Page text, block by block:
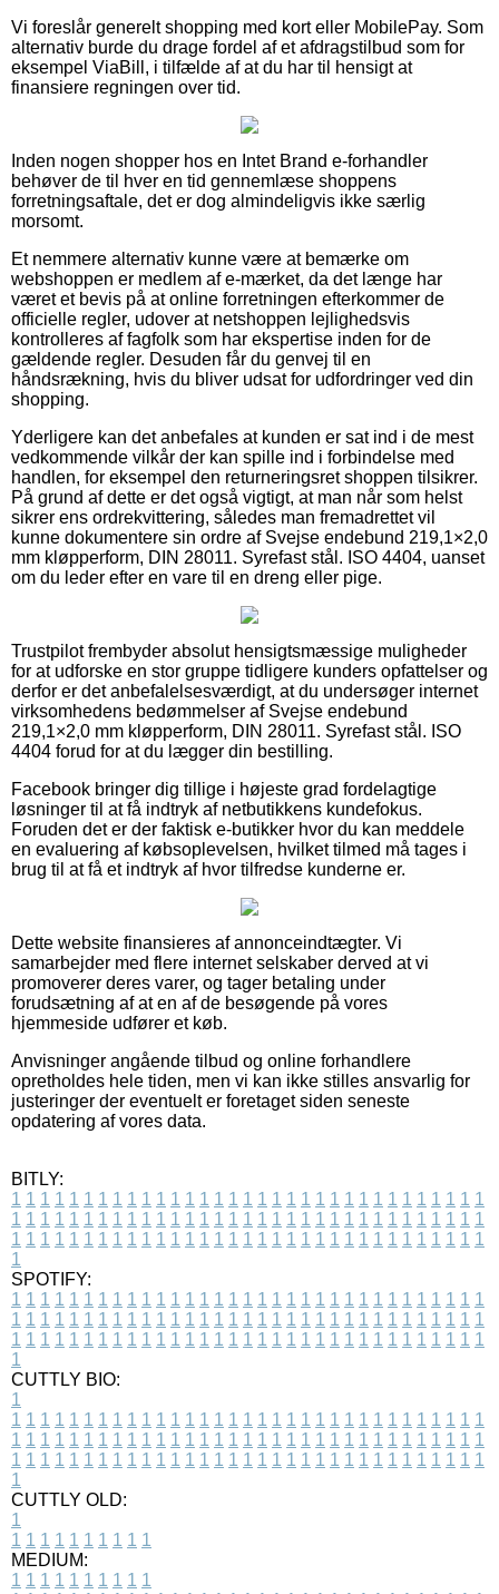
Vi foreslår generelt shopping med kort eller MobilePay. Som
alternativ burde du drage fordel af et afdragstilbud som for
eksempel ViaBill, i tilfælde af at du har til hensigt at
finansiere regningen over tid.
Inden nogen shopper hos en Intet Brand e-forhandler
behøver de til hver en tid gennemlæse shoppens
forretningsaftale, det er dog almindeligvis ikke særlig
morsomt.
Et nemmere alternativ kunne være at bemærke om
webshoppen er medlem af e-mærket, da det længe har
været et bevis på at online forretningen efterkommer de
officielle regler, udover at netshoppen lejlighedsvis
kontrolleres af fagfolk som har ekspertise inden for de
gældende regler. Desuden får du genvej til en
håndsrækning, hvis du bliver udsat for udfordringer ved din
shopping.
Yderligere kan det anbefales at kunden er sat ind i de mest
vedkommende vilkår der kan spille ind i forbindelse med
handlen, for eksempel den returneringsret shoppen tilsikrer.
På grund af dette er det også vigtigt, at man når som helst
sikrer ens ordrekvittering, således man fremadrettet vil
kunne dokumentere sin ordre af Svejse endebund 219,1×2,0
mm kløpperform, DIN 28011. Syrefast stål. ISO 4404, uanset
om du leder efter en vare til en dreng eller pige.
Trustpilot frembyder absolut hensigtsmæssige muligheder
for at udforske en stor gruppe tidligere kunders opfattelser og
derfor er det anbefalelsesværdigt, at du undersøger internet
virksomhedens bedømmelser af Svejse endebund
219,1×2,0 mm kløpperform, DIN 28011. Syrefast stål. ISO
4404 forud for at du lægger din bestilling.
Facebook bringer dig tillige i højeste grad fordelagtige
løsninger til at få indtryk af netbutikkens kundefokus.
Foruden det er der faktisk e-butikker hvor du kan meddele
en evaluering af købsoplevelsen, hvilket tilmed må tages i
brug til at få et indtryk af hvor tilfredse kunderne er.
Dette website finansieres af annonceindtægter. Vi
samarbejder med flere internet selskaber derved at vi
promoverer deres varer, og tager betaling under
forudsætning af at en af de besøgende på vores
hjemmeside udfører et køb.
Anvisninger angående tilbud og online forhandlere
opretholdes hele tiden, men vi kan ikke stilles ansvarlig for
justeringer der eventuelt er foretaget siden seneste
opdatering af vores data.
BITLY:
1 1 1 1 1 1 1 1 1 1 1 1 1 1 1 1 1 1 1 1 1 1 1 1 1 1 1 1 1 1 1 1 1
1 1 1 1 1 1 1 1 1 1 1 1 1 1 1 1 1 1 1 1 1 1 1 1 1 1 1 1 1 1 1 1 1
1 1 1 1 1 1 1 1 1 1 1 1 1 1 1 1 1 1 1 1 1 1 1 1 1 1 1 1 1 1 1 1 1
1
SPOTIFY:
1 1 1 1 1 1 1 1 1 1 1 1 1 1 1 1 1 1 1 1 1 1 1 1 1 1 1 1 1 1 1 1 1
1 1 1 1 1 1 1 1 1 1 1 1 1 1 1 1 1 1 1 1 1 1 1 1 1 1 1 1 1 1 1 1 1
1 1 1 1 1 1 1 1 1 1 1 1 1 1 1 1 1 1 1 1 1 1 1 1 1 1 1 1 1 1 1 1 1
1
CUTTLY BIO:
1
1 1 1 1 1 1 1 1 1 1 1 1 1 1 1 1 1 1 1 1 1 1 1 1 1 1 1 1 1 1 1 1 1
1 1 1 1 1 1 1 1 1 1 1 1 1 1 1 1 1 1 1 1 1 1 1 1 1 1 1 1 1 1 1 1 1
1 1 1 1 1 1 1 1 1 1 1 1 1 1 1 1 1 1 1 1 1 1 1 1 1 1 1 1 1 1 1 1 1
1
CUTTLY OLD:
1
1 1 1 1 1 1 1 1 1 1
MEDIUM:
1 1 1 1 1 1 1 1 1 1